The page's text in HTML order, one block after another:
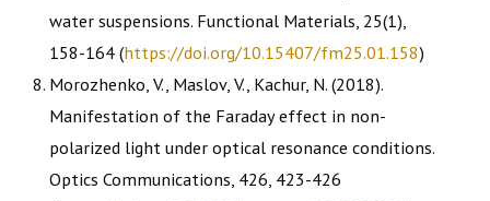
water suspensions. Functional Materials, 25(1),
158-164 (https://doi.org/10.15407/fm25.01.158)
Morozhenko, V., Maslov, V., Kachur, N. (2018).
Manifestation of the Faraday effect in non-
polarized light under optical resonance conditions.
Optics Communications, 426, 423-426